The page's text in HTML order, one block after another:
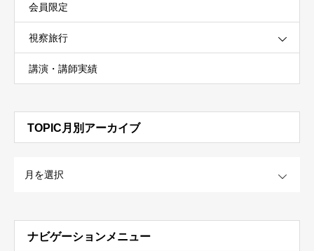
会員限定
視察旅行
講演・講師実績
TOPIC月別アーカイブ
ナビゲーションメニュー